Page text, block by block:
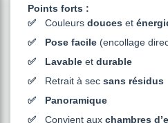
Points forts :
Couleurs douceset
Pose facile(encollage
Lavableet durable
Retrait à sec sans résidus
Panoramique
Convient aux chambres